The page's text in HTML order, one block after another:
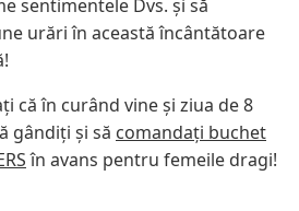
sentimentele Dvs. și să
urări în această încântătoare
că în curând vine și ziua de 8
gândiți și să comandați buchet
în avans pentru femeile dragi!